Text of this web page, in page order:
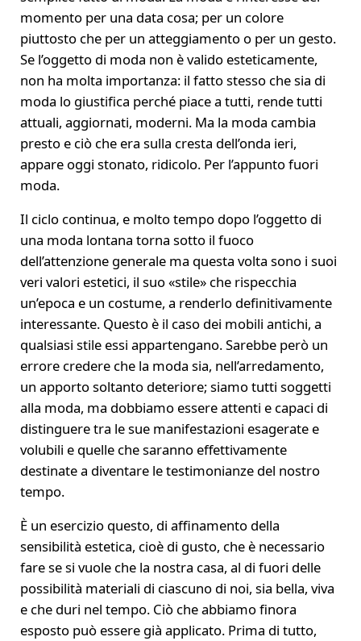
momento per una data cosa; per un colore
piuttosto che per un atteggiamento o per un gesto.
Se l’oggetto di moda non è valido esteticamente,
non ha molta importanza: il fatto stesso che sia di
moda lo giustifica perché piace a tutti, rende tutti
attuali, aggiornati, moderni. Ma la moda cambia
presto e ciò che era sulla cresta dell’onda ieri,
appare oggi stonato, ridicolo. Per l’appunto fuori
moda.
Il ciclo continua, e molto tempo dopo l’oggetto di
una moda lontana torna sotto il fuoco
dell’attenzione generale ma questa volta sono i suoi
veri valori estetici, il suo «stile» che rispecchia
un’epoca e un costume, a renderlo definitivamente
interessante. Questo è il caso dei mobili antichi, a
qualsiasi stile essi appartengano. Sarebbe però un
errore credere che la moda sia, nell’arredamento,
un apporto soltanto deteriore; siamo tutti soggetti
alla moda, ma dobbiamo essere attenti e capaci di
distinguere tra le sue manifestazioni esagerate e
volubili e quelle che saranno effettivamente
destinate a diventare le testimonianze del nostro
tempo.
È un esercizio questo, di affinamento della
sensibilità estetica, cioè di gusto, che è necessario
fare se si vuole che la nostra casa, al di fuori delle
possibilità materiali di ciascuno di noi, sia bella, viva
e che duri nel tempo. Ciò che abbiamo finora
esposto può essere già applicato. Prima di tutto,